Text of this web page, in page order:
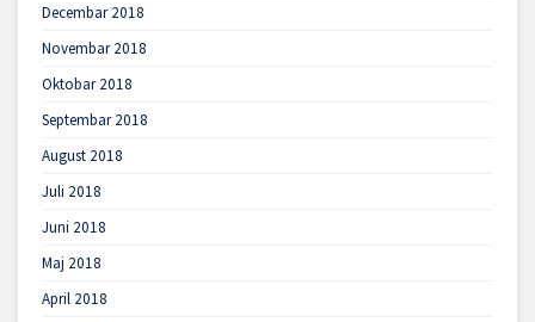
Decembar 2018
Novembar 2018
Oktobar 2018
Septembar 2018
August 2018
Juli 2018
Juni 2018
Maj 2018
April 2018